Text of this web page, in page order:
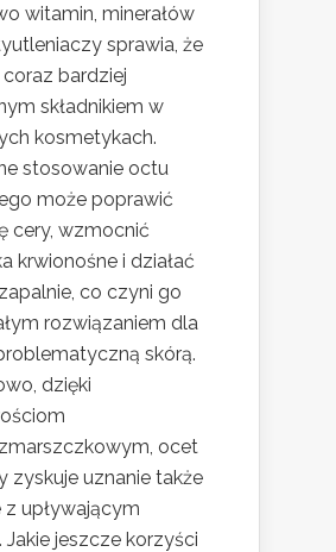
witamin, minerałów
sprawia, że
bardziej
składnikiem w
kosmetykach.
stosowanie octu
może poprawić
cery, wzmocnić
krwionośne i działać
co czyni go
rozwiązaniem dla
skórą.
dzięki
ocet
zyskuje uznanie także
upływającym
Jakie jeszcze korzyści